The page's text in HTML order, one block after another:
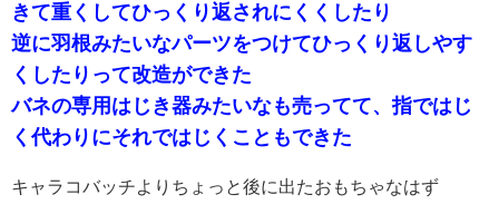
きて重くしてひっくり返されにくくしたり
逆に羽根みたいなパーツをつけてひっくり返しやす
くしたりって改造ができた
バネの専用はじき器みたいなも売ってて、指ではじ
く代わりにそれではじくこともできた
キャラコバッチよりちょっと後に出たおもちゃなはず